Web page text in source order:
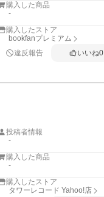
購入した商品
-
購入したストア
bookfanプレミアム
違反報告
いいね0
投稿者情報
-
購入した商品
-
購入したストア
タワーレコード Yahoo!店